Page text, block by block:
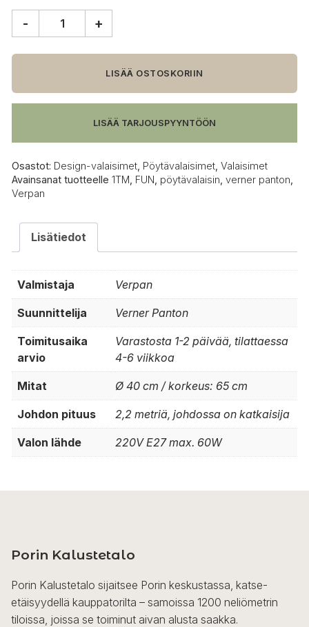
1TM
määrä
- +
LISÄÄ OSTOSKORIIN
LISÄÄ TARJOUSPYYNTÖÖN
Osastot: Design-valaisimet Pöytävalaisimet Valaisimet
Avainsanat tuotteelle 1TM FUN pöytävalaisin verner panton
Verpan
Lisätiedot
Valmistaja Verpan
Suunnittelija Verner Panton
Toimitusaika
arvio
Varastosta 1-2 päivää, tilattaessa
4-6 viikkoa
Mitat Ø 40 cm / korkeus: 65 cm
Johdon pituus 2,2 metriä, johdossa on katkaisija
Valon lähde 220V E27 max. 60W
Porin Kalustetalo
Porin Kalustetalo sijaitsee Porin keskustassa, katse-
etäisyydellä kauppatorilta – samoissa 1200 neliömetrin
tiloissa, joissa se toiminut aivan alusta saakka.